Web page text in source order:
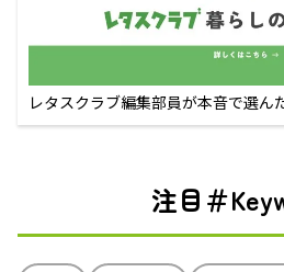
レタスクラブ編集部員が本音で選ん
注目＃